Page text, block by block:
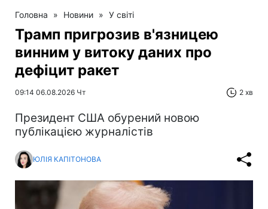
Головна » Новини » У світі
Трамп пригрозив в'язницею
винним у витоку даних про
дефіцит ракет
09:14 06.08.2026 Чт 2 хв
Президент США обурений новою
публікацією журналістів
ЮЛІЯ КАПІТОНОВА